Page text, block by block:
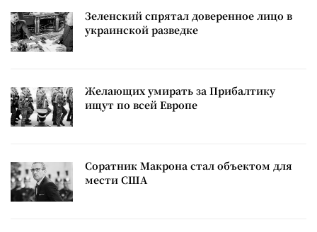
Зеленский спрятал доверенное лицо в
украинской разведке
Желающих умирать за Прибалтику
ищут по всей Европе
Соратник Макрона стал объектом для
мести США